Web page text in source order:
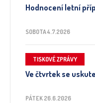
Hodnocení letní
SOBOTA 4.7.2026
TISKOVÉ ZPRÁVY
Ve čtvrtek se
PÁTEK 26.6.2026